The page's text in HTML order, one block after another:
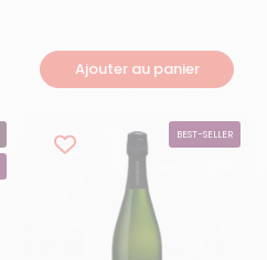
Ajouter au panier
BEST-SELLER